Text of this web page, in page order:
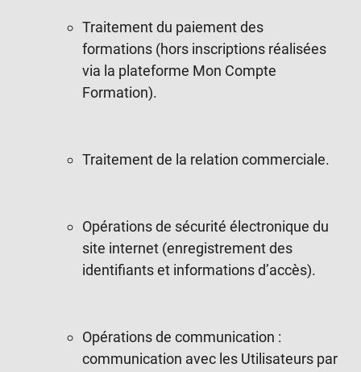
Traitement du paiement des
formations (hors inscriptions réalisées
via la plateforme Mon Compte
Formation).
Traitement de la relation commerciale.
Opérations de sécurité électronique du
site internet (enregistrement des
identifiants et informations d’accès).
Opérations de communication :
communication avec les Utilisateurs par